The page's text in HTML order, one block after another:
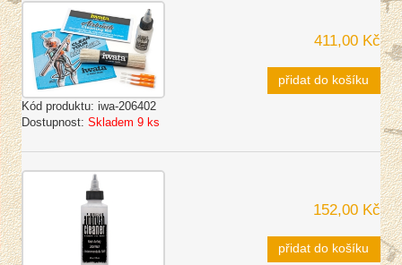
Kód produktu: iwa-206402
Dostupnost: Skladem 9 ks
411,00 Kč
přidat do košíku
152,00 Kč
přidat do košíku